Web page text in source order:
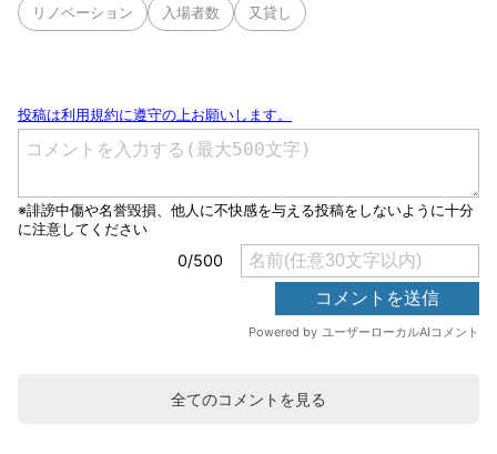
リノベーション 入場者数 又貸し
全てのコメントを見る